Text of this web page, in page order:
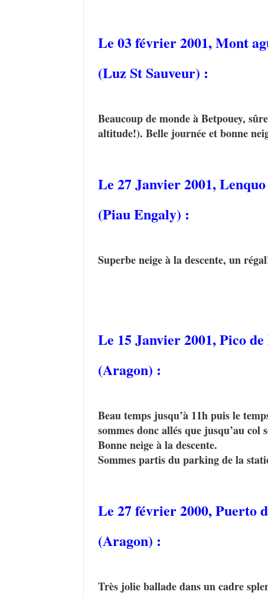
Le 03 février 2001,Mont
(Luz St Sauveur) :
Beaucoup de monde à Betpouey,
altitude!). Belle journée et bonne
Le 27 Janvier 2001,
(Piau Engaly) :
Superbe neige à la descente, un
Le 15 Janvier 2001,Pico
(Aragon) :
Beau temps jusqu’à 11h puis le
sommes donc allés que jusqu’au col
Bonne neige à la descente.
Sommes partis du parking de la
Le 27 février 2000,Puerto
(Aragon) :
Très jolie ballade dans un cadre